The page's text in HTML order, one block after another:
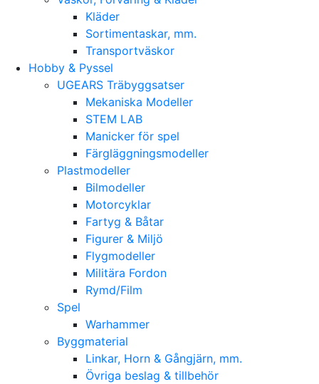
Kläder
Sortimentaskar, mm.
Transportväskor
Hobby & Pyssel
UGEARS Träbyggsatser
Mekaniska Modeller
STEM LAB
Manicker för spel
Färgläggningsmodeller
Plastmodeller
Bilmodeller
Motorcyklar
Fartyg & Båtar
Figurer & Miljö
Flygmodeller
Militära Fordon
Rymd/Film
Spel
Warhammer
Byggmaterial
Linkar, Horn & Gångjärn, mm.
Övriga beslag & tillbehör